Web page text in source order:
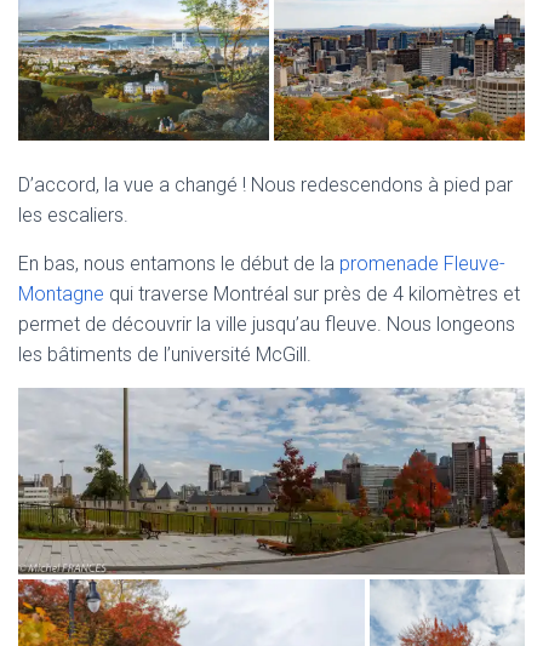
D’accord, la vue a changé ! Nous redescendons à pied par
les escaliers.
En bas, nous entamons le début de la promenade Fleuve-
Montagne qui traverse Montréal sur près de 4 kilomètres et
permet de découvrir la ville jusqu’au fleuve. Nous longeons
les bâtiments de l’université McGill.